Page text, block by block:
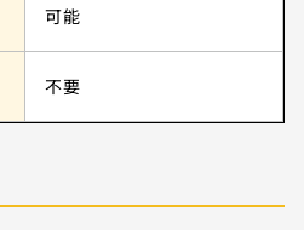
可能
不要